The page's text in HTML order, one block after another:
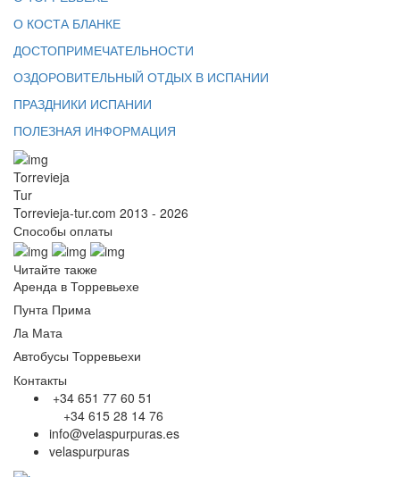
О КОСТА БЛАНКЕ
ДОСТОПРИМЕЧАТЕЛЬНОСТИ
ОЗДОРОВИТЕЛЬНЫЙ ОТДЫХ В ИСПАНИИ
ПРАЗДНИКИ ИСПАНИИ
ПОЛЕЗНАЯ ИНФОРМАЦИЯ
Torrevieja
Tur
Torrevieja-tur.com 2013 - 2026
Способы оплаты
Читайте также
Аренда в Торревьехе
Пунта Прима
Ла Мата
Автобусы Торревьехи
Контакты
+34 651 77 60 51
+34 615 28 14 76
info@velaspurpuras.es
velaspurpuras